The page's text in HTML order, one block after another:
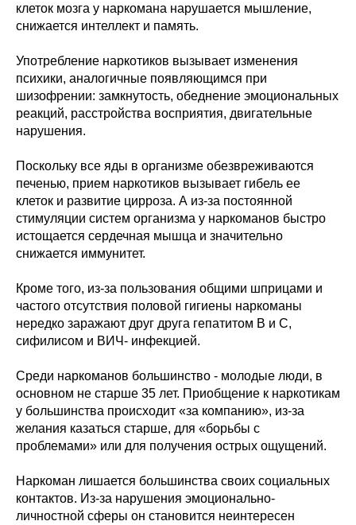
клеток мозга у наркомана нарушается мышление,
снижается интеллект и память.
Употребление наркотиков вызывает изменения
психики, аналогичные появляющимся при
шизофрении: замкнутость, обеднение эмоциональных
реакций, расстройства восприятия, двигательные
нарушения.
Поскольку все яды в организме обезвреживаются
печенью, прием наркотиков вызывает гибель ее
клеток и развитие цирроза. А из-за постоянной
стимуляции систем организма у наркоманов быстро
истощается сердечная мышца и значительно
снижается иммунитет.
Кроме того, из-за пользования общими шприцами и
частого отсутствия половой гигиены наркоманы
нередко заражают друг друга гепатитом В и С,
сифилисом и ВИЧ- инфекцией.
Среди наркоманов большинство - молодые люди, в
основном не старше 35 лет. Приобщение к наркотикам
у большинства происходит «за компанию», из-за
желания казаться старше, для «борьбы с
проблемами» или для получения острых ощущений.
Наркоман лишается большинства своих социальных
контактов. Из-за нарушения эмоционально-
личностной сферы он становится неинтересен